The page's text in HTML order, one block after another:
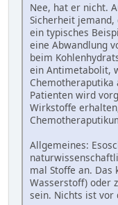
Nee, hat er nicht.
Sicherheit
ein typisches
eine Abwandlung
beim
ein Antimetabolit,
Chemotheraputika
Patienten wird
Wirkstoffe
Allgemeines:
mal Stoffe an. Das
Wasserstoff) oder
sein. Nichts ist vor